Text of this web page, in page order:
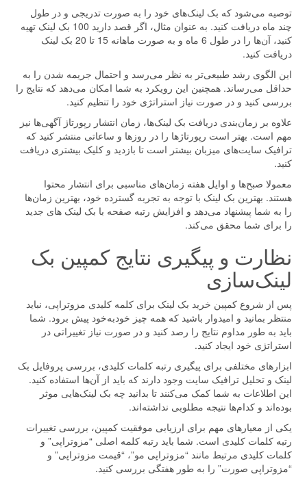
توصیه می‌شود که بک لینک‌های خود را به صورت تدریجی و در طول
چند ماه دریافت کنید. به عنوان مثال، اگر قصد دارید 100 بک لینک تهیه
کنید، آن‌ها را در طول 6 ماه و به صورت ماهانه 15 تا 20 بک لینک
دریافت کنید.
این الگوی رشد طبیعی‌تر به نظر می‌رسد و احتمال جریمه شدن را به
حداقل می‌رساند. همچنین این رویکرد به شما امکان می‌دهد که نتایج را
بررسی کنید و در صورت نیاز استراتژی خود را تنظیم کنید.
علاوه بر زمان‌بندی دریافت بک لینک‌ها، زمان انتشار رپورتاژ آگهی‌ها نیز
مهم است. بهتر است رپورتاژها را در روزها و ساعاتی منتشر کنید که
ترافیک سایت‌های میزبان بیشتر است تا بازدید و کلیک بیشتری دریافت
کنید.
معمولا صبح‌ها و اوایل هفته زمان‌های مناسبی برای انتشار محتوا
هستند. بهترین بک لینک با توجه به تجربه گسترده خود، بهترین زمان‌ها
را به شما پیشنهاد می‌دهد و افزایش رتبه صفحه با بک لینک های جدید
را برای شما محقق می‌کند.
نظارت و پیگیری نتایج کمپین بک
لینک‌سازی
پس از شروع کمپین خرید بک لینک برای کلمه کلیدی مزوتراپی، نباید
منتظر بمانید و امیدوار باشید که همه چیز خودبه‌خود پیش برود. شما
باید به طور مداوم نتایج را رصد کنید و در صورت نیاز تغییراتی در
استراتژی خود ایجاد کنید.
ابزارهای مختلفی برای پیگیری رتبه کلمات کلیدی، بررسی پروفایل بک
لینک و تحلیل ترافیک سایت وجود دارند که باید از آن‌ها استفاده کنید.
این اطلاعات به شما کمک می‌کنند تا بدانید چه بک لینک‌هایی موثر
بوده‌اند و کدام‌ها نتیجه مطلوبی نداشته‌اند.
یکی از معیارهای مهم برای ارزیابی موفقیت کمپین، بررسی تغییرات
رتبه کلمات کلیدی است. شما باید رتبه کلمه اصلی “مزوتراپی” و
کلمات کلیدی مرتبط مانند “مزوتراپی مو”، “قیمت مزوتراپی” و
“مزوتراپی صورت” را به طور هفتگی بررسی کنید.